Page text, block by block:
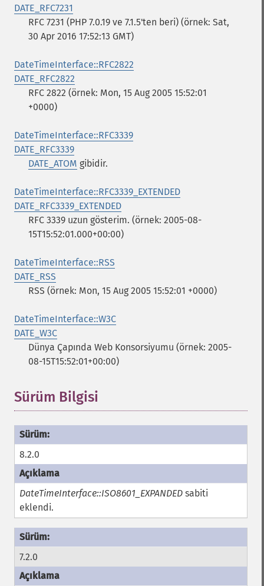
DATE_RFC7231
RFC 7231 (PHP 7.0.19 ve 7.1.5'ten beri) (örnek: Sat,
30 Apr 2016 17:52:13 GMT)
DateTimeInterface::RFC2822
DATE_RFC2822
RFC 2822 (örnek: Mon, 15 Aug 2005 15:52:01
+0000)
DateTimeInterface::RFC3339
DATE_RFC3339
DATE_ATOM gibidir.
DateTimeInterface::RFC3339_EXTENDED
DATE_RFC3339_EXTENDED
RFC 3339 uzun gösterim. (örnek: 2005-08-
15T15:52:01.000+00:00)
DateTimeInterface::RSS
DATE_RSS
RSS (örnek: Mon, 15 Aug 2005 15:52:01 +0000)
DateTimeInterface::W3C
DATE_W3C
Dünya Çapında Web Konsorsiyumu (örnek: 2005-
08-15T15:52:01+00:00)
Sürüm Bilgisi
8.2.0
DateTimeInterface::ISO8601_EXPANDED sabiti
eklendi.
7.2.0